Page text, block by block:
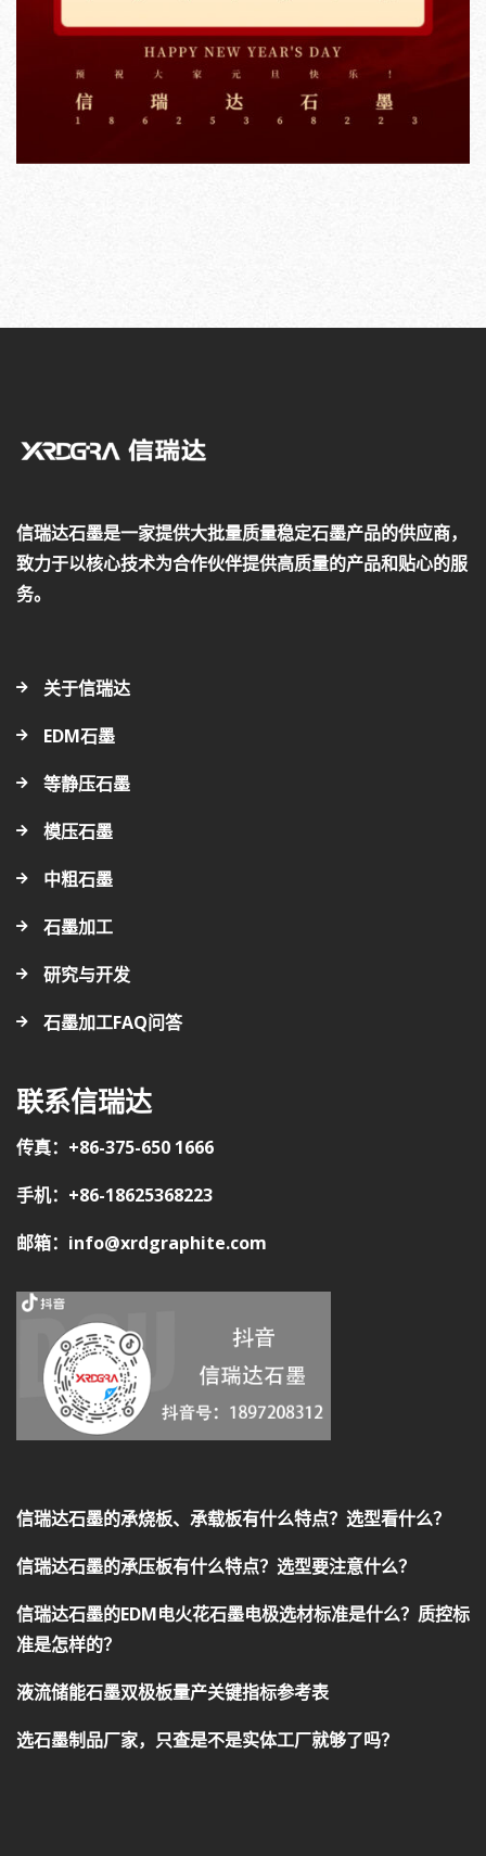
信瑞达石墨是一家提供大批量质量稳定石墨产品的供应商，
致力于以核心技术为合作伙伴提供高质量的产品和贴心的服
务。
关于信瑞达
EDM石墨
等静压石墨
模压石墨
中粗石墨
石墨加工
研究与开发
石墨加工FAQ问答
联系信瑞达
传真：+86-375-650 1666
手机：+86-18625368223
邮箱：info@xrdgraphite.com
信瑞达石墨的承烧板、承载板有什么特点？选型看什么？
信瑞达石墨的承压板有什么特点？选型要注意什么？
信瑞达石墨的EDM电火花石墨电极选材标准是什么？质控标
准是怎样的？
液流储能石墨双极板量产关键指标参考表
选石墨制品厂家，只查是不是实体工厂就够了吗？